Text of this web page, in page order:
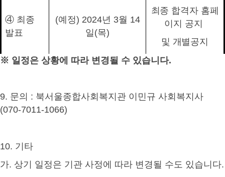
④ 최종
발표
(예정) 2024년 3월 14
일 (목)
최종 합격자 홈페
이지 공지
및 개별공지
※ 일정은 상황에 따라 변경될 수 있습니다.
9. 문의 : 북서울종합사회복지관 이민규 사회복지사
(070-7011-1066)
10. 기타
가. 상기 일정은 기관 사정에 따라 변경될 수도 있습니다.